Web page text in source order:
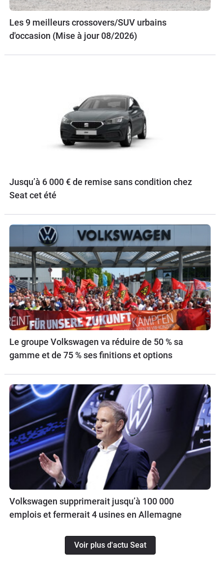
Les 9 meilleurs crossovers/SUV urbains
d'occasion (Mise à jour 08/2026)
Jusqu’à 6 000 € de remise sans condition chez
Seat cet été
Le groupe Volkswagen va réduire de 50 % sa
gamme et de 75 % ses finitions et options
Volkswagen supprimerait jusqu’à 100 000
emplois et fermerait 4 usines en Allemagne
Voir plus d'actu Seat